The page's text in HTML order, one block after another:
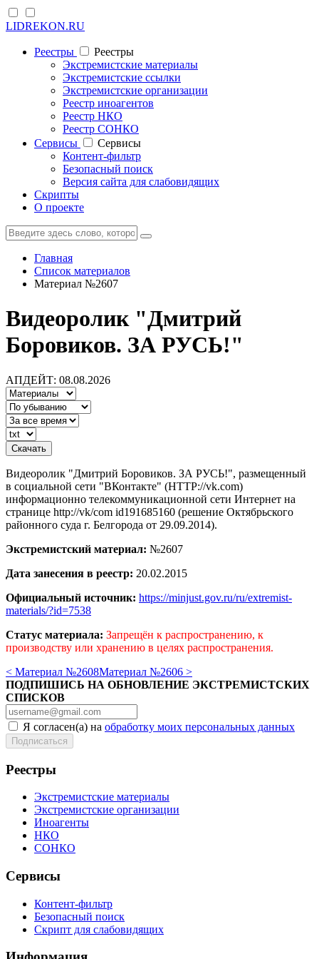
LIDREKON.RU
Реестры
Реестры
Экстремистские материалы
Экстремистские ссылки
Экстремистские организации
Реестр иноагентов
Реестр НКО
Реестр СОНКО
Cервисы
Cервисы
Контент-фильтр
Безопасный поиск
Версия сайта для слабовидящих
Скрипты
О проекте
Главная
Список материалов
Материал №2607
Видеоролик "Дмитрий
Боровиков. ЗА РУСЬ!"
АПДЕЙТ: 08.08.2026
Видеоролик "Дмитрий Боровиков. ЗА РУСЬ!", размещенный
в социальной сети "ВКонтакте" (HTTP://vk.com)
информационно телекоммуникационной сети Интернет на
странице http://vk/com id191685160 (решение Октябрьского
районного суда г. Белгорода от 29.09.2014).
Экстремистский материал: №2607
Дата занесения в реестр: 20.02.2015
Официальный источник: https://minjust.gov.ru/ru/extremist-
materials/?id=7538
Статус материала: Запрещён к распространению, к
производству или хранению в целях распространения.
< Материал №2608Материал №2606 >
ПОДПИШИСЬ НА ОБНОВЛЕНИЕ ЭКСТРЕМИСТСКИХ
СПИСКОВ
Я согласен(а) на обработку моих персональных данных
Реестры
Экстремистские материалы
Экстремистские организации
Иноагенты
НКО
СОНКО
Сервисы
Контент-фильтр
Безопасный поиск
Скрипт для слабовидящих